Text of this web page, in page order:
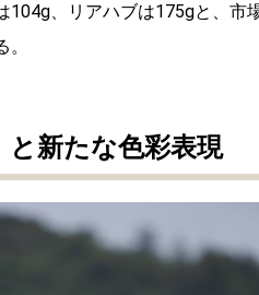
、リアハブは175gと、市
新たな色彩表現